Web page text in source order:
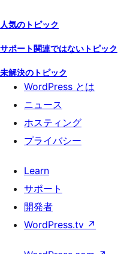
人気のトピック
サポート関連ではないトピック
未解決のトピック
WordPress とは
ニュース
ホスティング
プライバシー
Learn
サポート
開発者
WordPress.tv ↗